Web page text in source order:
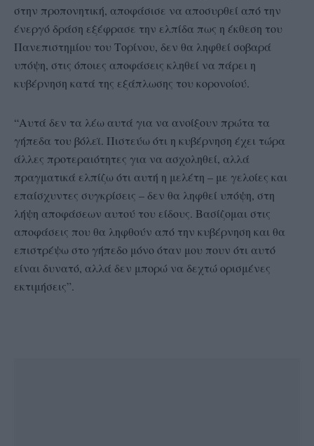
στην προπονητική, αποφάσισε να αποσυρθεί από την
ένεργό δράση εξέφρασε την ελπίδα πως η έκθεση του
Πανεπιστημίου του Τορίνου, δεν θα ληφθεί σοβαρά
υπόψη, στις όποιες αποφάσεις κληθεί να πάρει η
κυβέρνηση κατά της εξάπλωσης του κορονοίού.
“Αυτά δεν τα λέω αυτά για να ανοίξουν πρώτα τα
γήπεδα του βόλεϊ. Πιστεύω ότι η κυβέρνηση έχει τώρα
άλλες προτεραιότητες για να ασχοληθεί, αλλά
πραγματικά ελπίζω ότι αυτή η μελέτη – με γελοίες και
επαίσχυντες συγκρίσεις – δεν θα ληφθεί υπόψη, στη
λήψη αποφάσεων αυτού του είδους. Βασίζομαι στις
αποφάσεις που θα ληφθούν από την κυβέρνηση και θα
επιστρέψω στο γήπεδο μόνο όταν μου πουν ότι αυτό
είναι δυνατό, αλλά δεν μπορώ να δεχτώ ορισμένες
εκτιμήσεις”.